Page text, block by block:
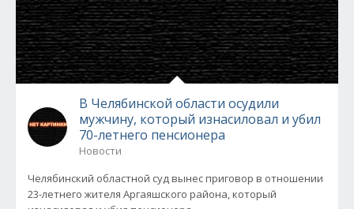
В Челябинской области осудили
мужчину, который изнасиловал и убил
70-летнего пенсионера
Новости
Челябинский областной суд вынес приговор в отношении
23-летнего жителя Аргаяшского района, который